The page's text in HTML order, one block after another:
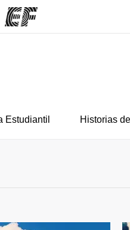
Estudiantil Historias